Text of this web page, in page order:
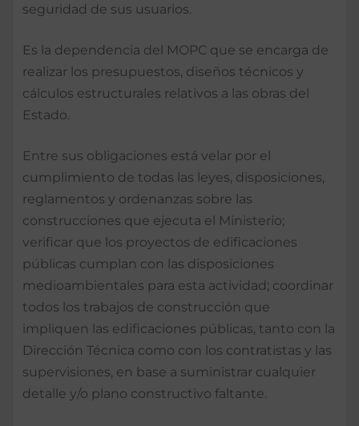
seguridad de sus usuarios.
Es la dependencia del MOPC que se encarga de
realizar los presupuestos, diseños técnicos y
cálculos estructurales relativos a las obras del
Estado.
Entre sus obligaciones está velar por el
cumplimiento de todas las leyes, disposiciones,
reglamentos y ordenanzas sobre las
construcciones que ejecuta el Ministerio;
verificar que los proyectos de edificaciones
públicas cumplan con las disposiciones
medioambientales para esta actividad; coordinar
todos los trabajos de construcción que
impliquen las edificaciones públicas, tanto con la
Dirección Técnica como con los contratistas y las
supervisiones, en base a suministrar cualquier
detalle y/o plano constructivo faltante.